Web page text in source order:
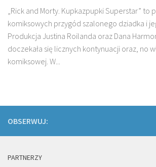
„Rick and Morty. Kupkazpupki Superstar” to
komiksowych przygód szalonego dziadka i
Produkcja Justina Roilanda oraz Dana
doczekała się licznych kontynuacji oraz, no
komiksowej. W...
OBSERWUJ:
PARTNERZY